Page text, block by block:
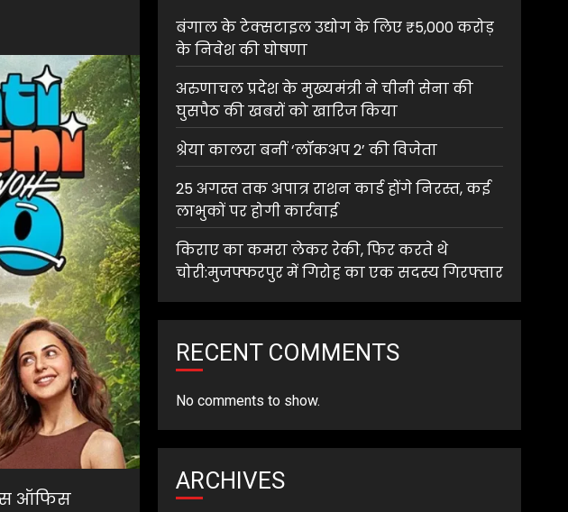
ऑफिस
बंगाल के टेक्सटाइल उद्योग के लिए ₹5,000 करोड़
के निवेश की घोषणा
अरुणाचल प्रदेश के मुख्यमंत्री ने चीनी सेना की
घुसपैठ की खबरों को खारिज किया
श्रेया कालरा बनीं ‘लॉकअप 2’ की विजेता
25 अगस्त तक अपात्र राशन कार्ड होंगे निरस्त, कई
लाभुकों पर होगी कार्रवाई
किराए का कमरा लेकर रेकी, फिर करते थे
चोरी:मुजफ्फरपुर में गिरोह का एक सदस्य गिरफ्तार
RECENT COMMENTS
No comments to show.
ARCHIVES